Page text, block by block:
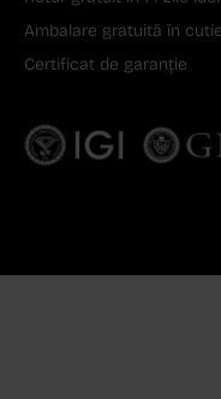
Ambalare gratuită în
Certificat de garanție